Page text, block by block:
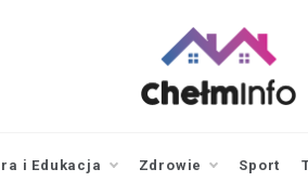
i Edukacja Zdrowie Sport